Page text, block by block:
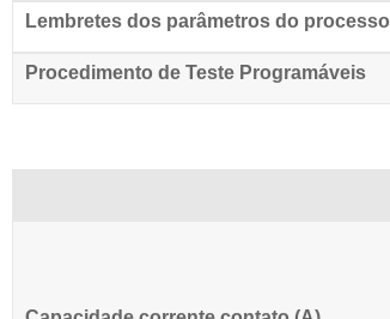
Lembretes dos parâmetros do processo
Procedimento de Teste Programáveis